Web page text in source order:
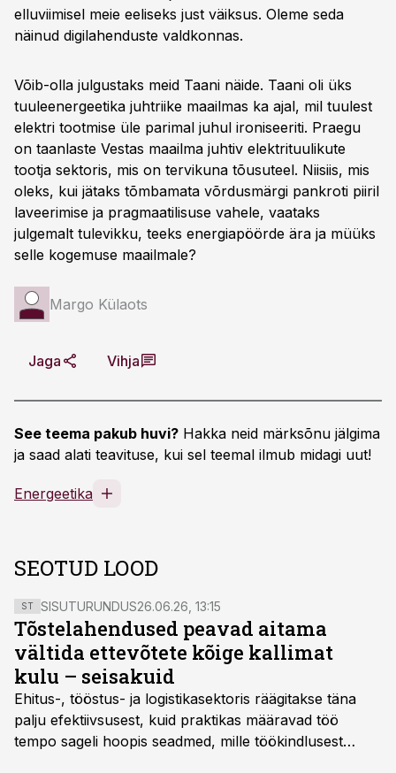
elluviimisel meie eeliseks just väiksus. Oleme seda
näinud digilahenduste valdkonnas.
Võib-olla julgustaks meid Taani näide. Taani oli üks
tuuleenergeetika juhtriike maailmas ka ajal, mil tuulest
elektri tootmise üle parimal juhul ironiseeriti. Praegu
on taanlaste Vestas maailma juhtiv elektrituulikute
tootja sektoris, mis on tervikuna tõusuteel. Niisiis, mis
oleks, kui jätaks tõmbamata võrdusmärgi pankroti piiril
laveerimise ja pragmaatilisuse vahele, vaataks
julgemalt tulevikku, teeks energiapöörde ära ja müüks
selle kogemuse maailmale?
Margo Külaots
Jaga Vihja
See teema pakub huvi? Hakka neid märksõnu jälgima
ja saad alati teavituse, kui sel teemal ilmub midagi uut!
Energeetika
SEOTUD LOOD
ST SISUTURUNDUS26.06.26, 13:15
Tõstelahendused peavad aitama
vältida ettevõtete kõige kallimat
kulu – seisakuid
Ehitus-, tööstus- ja logistikasektoris räägitakse täna
palju efektiivsusest, kuid praktikas määravad töö
tempo sageli hoopis seadmed, mille töökindlusest